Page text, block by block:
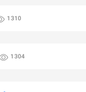
1310
1304